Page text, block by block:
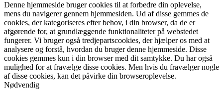
Denne hjemmeside bruger cookies til at forbedre din oplevelse,
mens du navigerer gennem hjemmesiden. Ud af disse gemmes de
cookies, der kategoriseres efter behov, i din browser, da de er
afgørende for, at grundlæggende funktionaliteter på webstedet
fungerer. Vi bruger også tredjepartscookies, der hjælper os med at
analysere og forstå, hvordan du bruger denne hjemmeside. Disse
cookies gemmes kun i din browser med dit samtykke. Du har også
mulighed for at fravælge disse cookies. Men hvis du fravælger nogle
af disse cookies, kan det påvirke din browseroplevelse.
Nødvendig